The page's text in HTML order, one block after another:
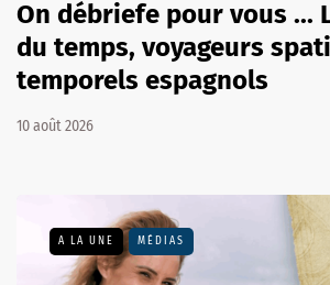
On débriefe pour vous ...
du temps, voyageurs
temporels espagnols
10 août 2026
A LA UNE MÉDIAS